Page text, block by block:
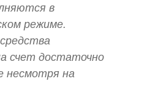
в
режиме.
счет достаточно
несмотря на